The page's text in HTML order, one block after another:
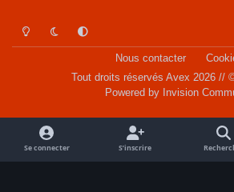
Light ModeDark ModeSystem Preference
Nous contacter
Tout droits réservés Avex 2026 //
Powered by Invision
Se connecter S’inscrire